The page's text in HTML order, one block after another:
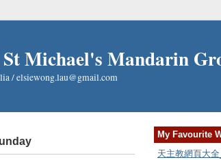
Michael's Mandarin
/ elsiewong.lau@gmail.com
My Favourite
天主教網頁大